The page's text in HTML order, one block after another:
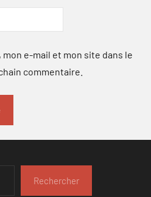
e-mail et mon site dans le
commentaire.
Rechercher